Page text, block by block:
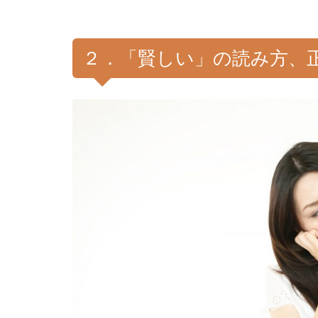
２．「賢しい」の読み方